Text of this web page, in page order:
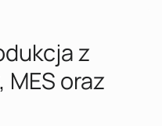
z
MES oraz